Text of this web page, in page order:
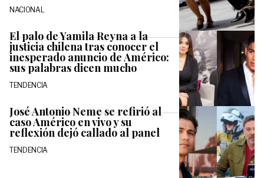
NACIONAL
El palo de Yamila Reyna a la
justicia chilena tras conocer el
inesperado anuncio de Américo:
sus palabras dicen mucho
TENDENCIA
José Antonio Neme se refirió al
caso Américo en vivo y su
reflexión dejó callado al panel
TENDENCIA